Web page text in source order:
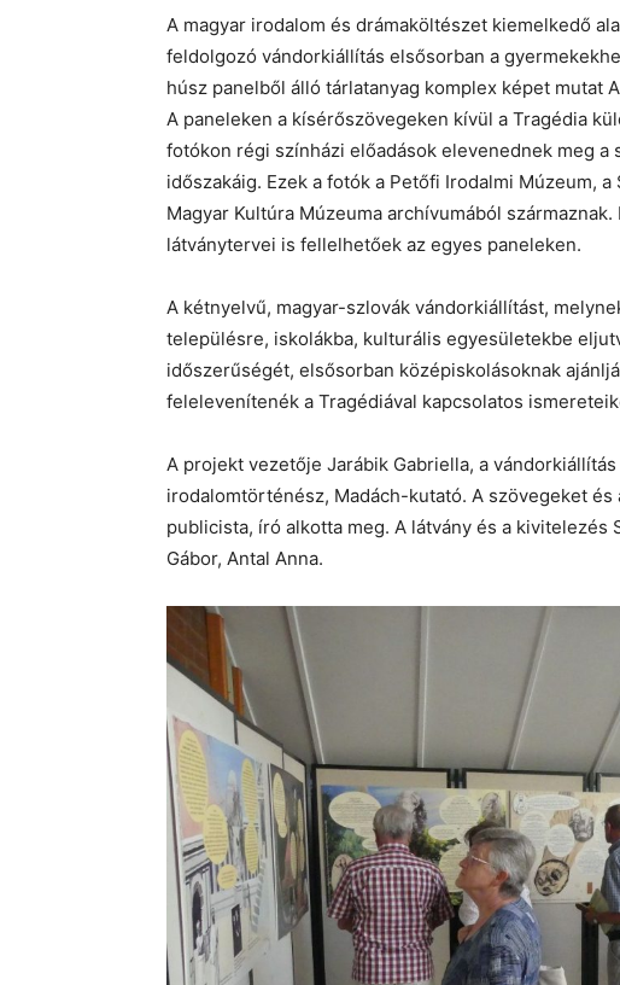
A magyar irodalom és drámaköltészet kiemelkedő
feldolgozó vándorkiállítás elsősorban a
húsz panelből álló tárlatanyag komplex képet mutat
A paneleken a kísérőszövegeken kívül a Tragédia
fotókon régi színházi előadások elevenednek meg
időszakáig. Ezek a fotók a Petőfi Irodalmi Múzeum,
Magyar Kultúra Múzeuma archívumából
látványtervei is fellelhetőek az egyes paneleken.
A kétnyelvű, magyar-szlovák vándorkiállítást,
településre, iskolákba, kulturális egyesületekbe
időszerűségét, elsősorban középiskolásoknak
felelevenítenék a Tragédiával kapcsolatos
A projekt vezetője Jarábik Gabriella, a
irodalomtörténész, Madách-kutató. A szövegeket
publicista, író alkotta meg. A látvány és a kivitelezés
Gábor, Antal Anna.